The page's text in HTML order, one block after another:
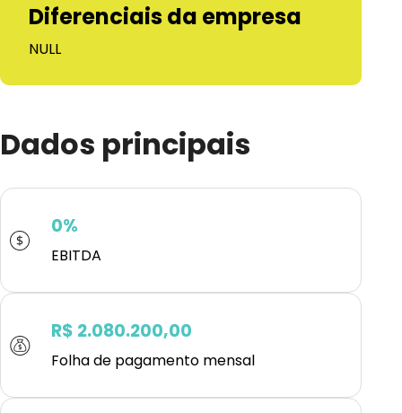
Diferenciais da empresa
NULL
Dados principais
0%
EBITDA
R$ 2.080.200,00
Folha de pagamento mensal